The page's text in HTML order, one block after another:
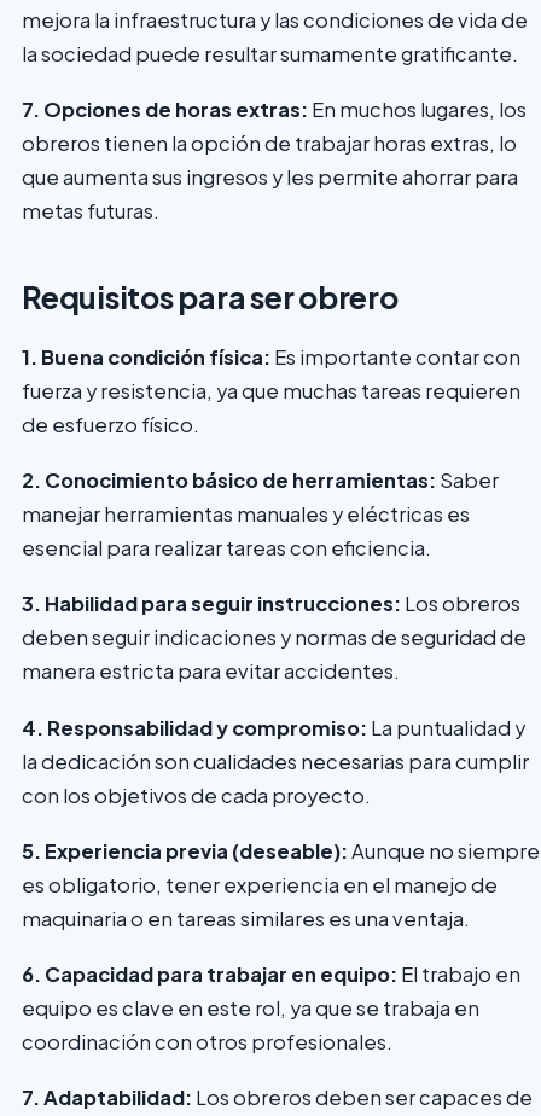
mejora la infraestructura y las condiciones de vida de
la sociedad puede resultar sumamente gratificante.
7. Opciones de horas extras: En muchos lugares, los
obreros tienen la opción de trabajar horas extras, lo
que aumenta sus ingresos y les permite ahorrar para
metas futuras.
Requisitos para ser obrero
1. Buena condición física: Es importante contar con
fuerza y resistencia, ya que muchas tareas requieren
de esfuerzo físico.
2. Conocimiento básico de herramientas: Saber
manejar herramientas manuales y eléctricas es
esencial para realizar tareas con eficiencia.
3. Habilidad para seguir instrucciones: Los obreros
deben seguir indicaciones y normas de seguridad de
manera estricta para evitar accidentes.
4. Responsabilidad y compromiso: La puntualidad y
la dedicación son cualidades necesarias para cumplir
con los objetivos de cada proyecto.
5. Experiencia previa (deseable):Aunque no siempre
es obligatorio, tener experiencia en el manejo de
maquinaria o en tareas similares es una ventaja.
6. Capacidad para trabajar en equipo: El trabajo en
equipo es clave en este rol, ya que se trabaja en
coordinación con otros profesionales.
7. Adaptabilidad: Los obreros deben ser capaces de